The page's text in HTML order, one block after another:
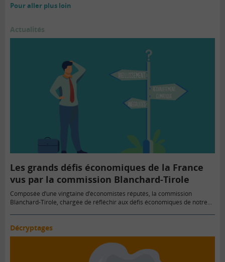
Pour aller plus loin
Actualités
Les grands défis économiques de la France
vus par la commission Blanchard-Tirole
Composée d’une vingtaine d’économistes réputés, la commission
Blanchard-Tirole, chargée de réfléchir aux défis économiques de notre
Décryptages